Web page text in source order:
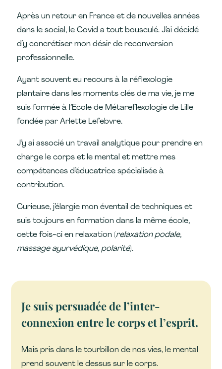
Après un retour en France et de nouvelles années
dans le social, le Covid a tout bousculé. J’ai décidé
d’y concrétiser mon désir de reconversion
professionnelle.
Ayant souvent eu recours à la réflexologie
plantaire dans les moments clés de ma vie, je me
suis formée à l’Ecole de Métareflexologie de Lille
fondée par Arlette Lefebvre.
J’y ai associé un travail analytique pour prendre en
charge le corps et le mental et mettre mes
compétences d’éducatrice spécialisée à
contribution.
Curieuse, j’élargie mon éventail de techniques et
suis toujours en formation dans la même école,
cette fois-ci en relaxation (relaxation podale,
massage ayurvédique, polarité).
Je suis persuadée de l’inter-
connexion entre le corps et l’esprit.
Mais pris dans le tourbillon de nos vies, le mental
prend souvent le dessus sur le corps.